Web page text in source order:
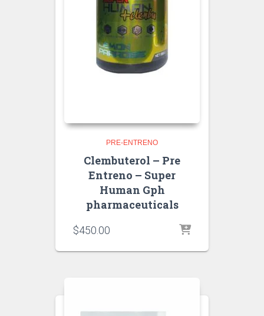
PRE-ENTRENO
Clembuterol – Pre
Entreno – Super
Human Gph
pharmaceuticals
$450.00